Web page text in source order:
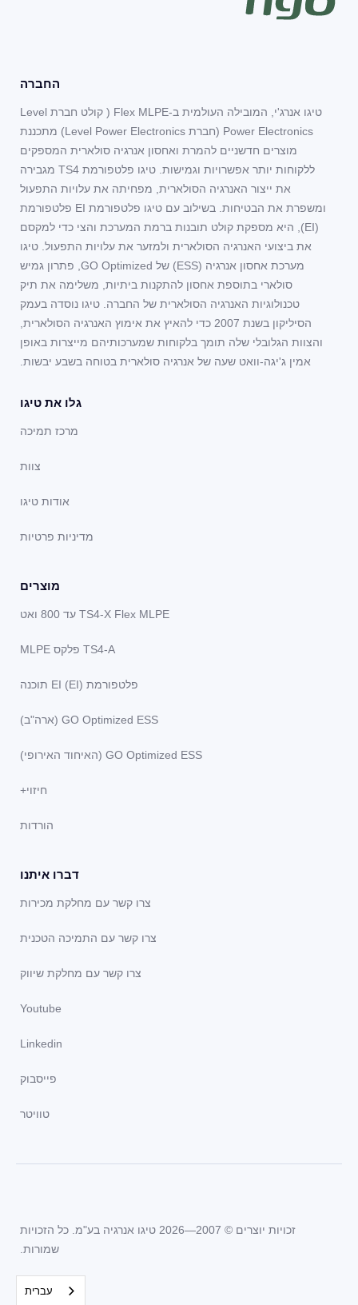
החברה
טיגו אנרג'י, המובילה העולמית ב-Flex MLPE ( קולט חברת Level
Power Electronics (חברת Level Power Electronics) מתכננת
מוצרים חדשניים להמרת ואחסון אנרגיה סולארית המספקים
ללקוחות יותר אפשרויות וגמישות. טיגו פלטפורמת TS4 מגבירה
את ייצור האנרגיה הסולארית, מפחיתה את עלויות התפעול
ומשפרת את הבטיחות. בשילוב עם טיגו פלטפורמת EI פלטפורמת
(EI), היא מספקת קולט תובנות ברמת המערכת והצי כדי למקסם
את ביצועי האנרגיה הסולארית ולמזער את עלויות התפעול. טיגו
מערכת אחסון אנרגיה (ESS) של GO Optimized, פתרון גמיש
סולארי בתוספת אחסון להתקנות ביתיות, משלימה את תיק
טכנולוגיות האנרגיה הסולארית של החברה. טיגו נוסדה בעמק
הסיליקון בשנת 2007 כדי להאיץ את אימוץ האנרגיה הסולארית,
והצוות הגלובלי שלה תומך בלקוחות שמערכותיהם מייצרות באופן
אמין ג'יגה-וואט שעה של אנרגיה סולארית בטוחה בשבע יבשות.
גלו את טיגו
מרכז תמיכה
צוות
אודות טיגו
מדיניות פרטיות
מוצרים
TS4-X Flex MLPE עד 800 ואט
TS4-A פלקס MLPE
פלטפורמת EI (EI) תוכנה
GO Optimized ESS (ארה"ב)
GO Optimized ESS (האיחוד האירופי)
חיזוי+
הורדות
דברו איתנו
צרו קשר עם מחלקת מכירות
צרו קשר עם התמיכה הטכנית
צרו קשר עם מחלקת שיווק
Youtube
Linkedin
פייסבוק
טוויטר
זכויות יוצרים © 2007—2026 טיגו אנרגיה בע"מ. כל הזכויות
שמורות.
עברית